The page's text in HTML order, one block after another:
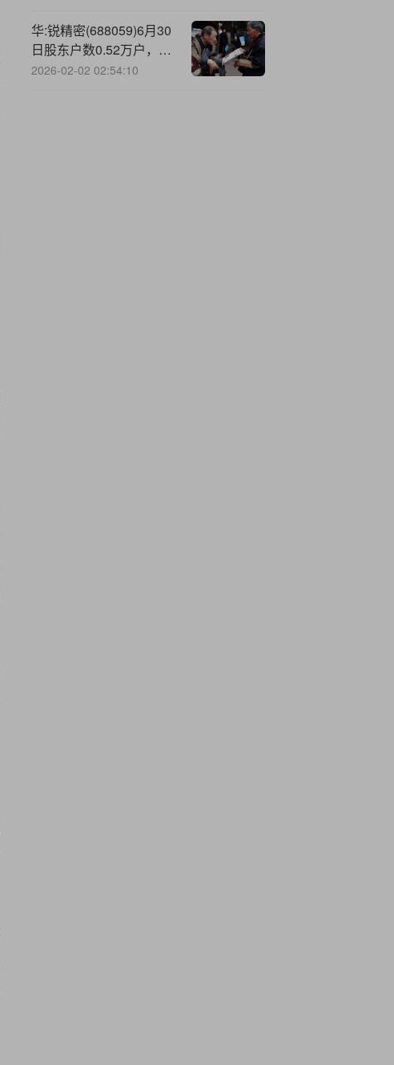
华:锐精密(688059)6月30
日股东户数0.52万户，较
上期增加26.97%
2026-02-02 02:54:10